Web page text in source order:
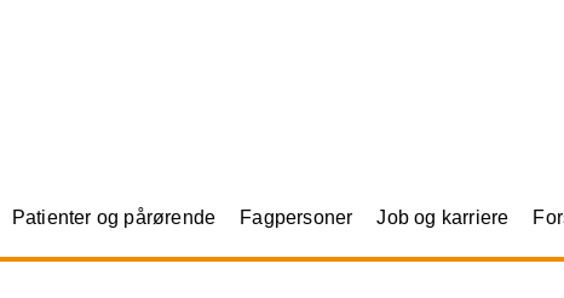
Patienter og pårørende Fagpersoner Job og karriere